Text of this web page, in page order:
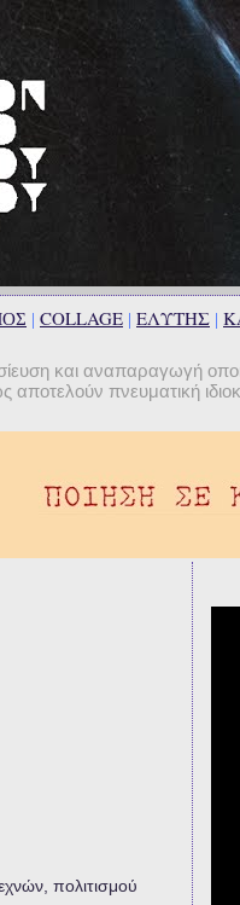
| COLLAGE | ΕΛΥΤΗΣ |
και αναπαραγωγή
αποτελούν πνευματική
πολιτισμού